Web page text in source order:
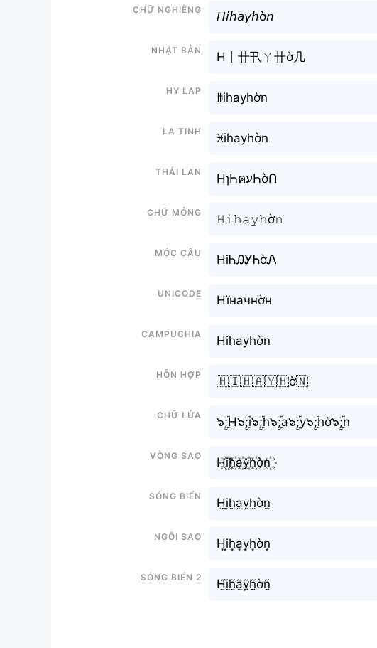
Chữ nghiêng
𝘏𝘪𝘩𝘢𝘺𝘩ờ𝘯
Nhật bản
H丨卄卂ㄚ卄ờ几
Hy lạp
ꑛihayhờn
La tinh
ꁝihayhờn
Thái lan
HɿҺคעҺờՈ
Chữ mỏng
𝙷𝚒𝚑𝚊𝚢𝚑ờ𝚗
Móc câu
HiᏂᎯᎩᏂờᏁ
Unicode
Нїначнờн
Campuchia
Hihayhờn
Hỗn hợp
🇭🇮🇭🇦🇾🇭ờ🇳
Chữ Lửa
๖ۣۜ;H๖ۣۜ;i๖ۣۜ;h๖ۣۜ;a๖ۣۜ;y๖ۣۜ;hờ๖ۣۜ;n
Vòng sao
H꙰i꙰h꙰a꙰y꙰h꙰ờn꙰
Sóng biển
H̫i̫h̫a̫y̫h̫ờn̫
Ngôi sao
H͙i͙h͙a͙y͙h͙ờn͙
Sóng biển 2
H̰̃ḭ̃h̰̃ã̰ỹ̰h̰̃ờñ̰